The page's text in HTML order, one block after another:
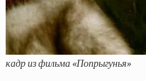
кадр из фильма «Попрыгунья»